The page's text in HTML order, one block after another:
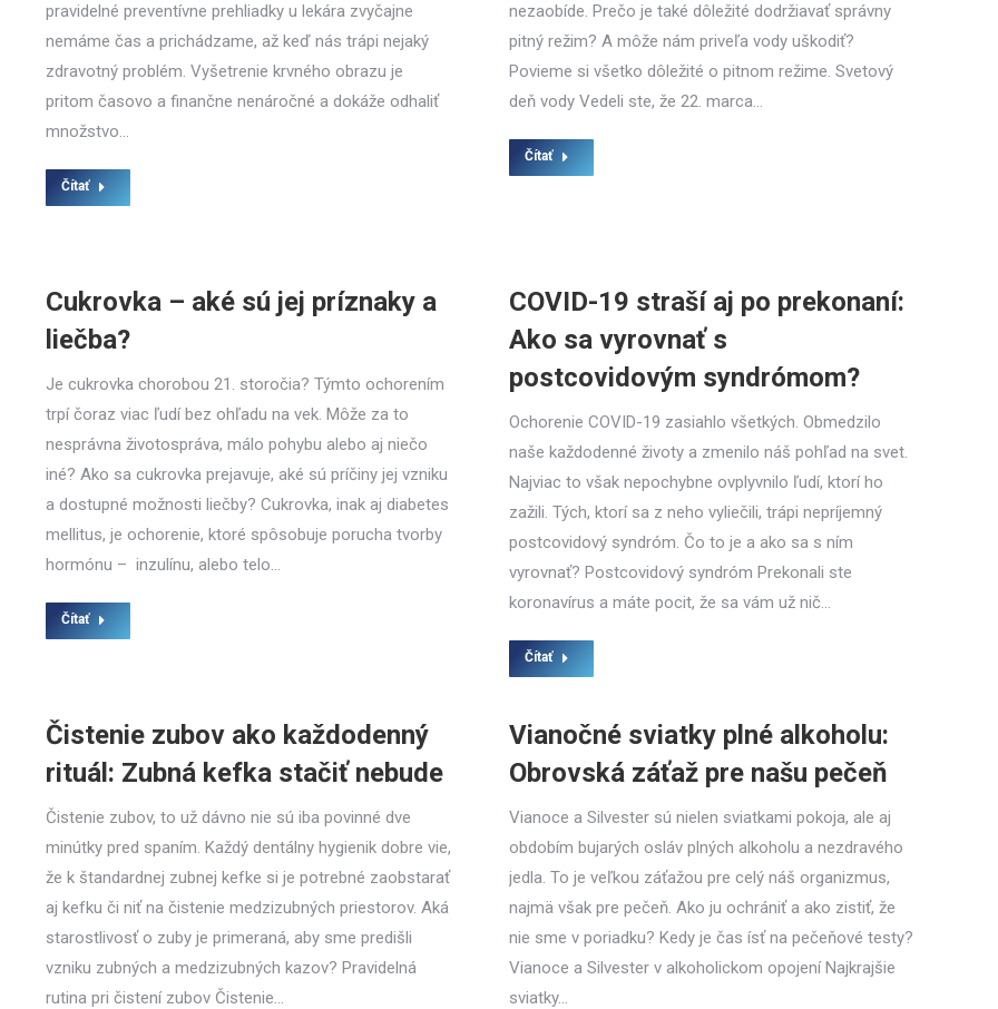
pravidelné preventívne prehliadky u lekára zvyčajne
nemáme čas a prichádzame, až keď nás trápi nejaký
zdravotný problém. Vyšetrenie krvného obrazu je
pritom časovo a finančne nenáročné a dokáže odhaliť
množstvo…
Čítať
nezaobíde. Prečo je také dôležité dodržiavať správny
pitný režim? A môže nám priveľa vody uškodiť?
Povieme si všetko dôležité o pitnom režime. Svetový
deň vody Vedeli ste, že 22. marca…
Čítať
Cukrovka – aké sú jej príznaky a
liečba?
Je cukrovka chorobou 21. storočia? Týmto ochorením
trpí čoraz viac ľudí bez ohľadu na vek. Môže za to
nesprávna životospráva, málo pohybu alebo aj niečo
iné? Ako sa cukrovka prejavuje, aké sú príčiny jej vzniku
a dostupné možnosti liečby? Cukrovka, inak aj diabetes
mellitus, je ochorenie, ktoré spôsobuje porucha tvorby
hormónu – inzulínu, alebo telo…
Čítať
COVID-19 straší aj po prekonaní:
Ako sa vyrovnať s
postcovidovým syndrómom?
Ochorenie COVID-19 zasiahlo všetkých. Obmedzilo
naše každodenné životy a zmenilo náš pohľad na svet.
Najviac to však nepochybne ovplyvnilo ľudí, ktorí ho
zažili. Tých, ktorí sa z neho vyliečili, trápi nepríjemný
postcovidový syndróm. Čo to je a ako sa s ním
vyrovnať? Postcovidový syndróm Prekonali ste
koronavírus a máte pocit, že sa vám už nič…
Čítať
Čistenie zubov ako každodenný
rituál: Zubná kefka stačiť nebude
Čistenie zubov, to už dávno nie sú iba povinné dve
minútky pred spaním. Každý dentálny hygienik dobre vie,
že k štandardnej zubnej kefke si je potrebné zaobstarať
aj kefku či niť na čistenie medzizubných priestorov. Aká
starostlivosť o zuby je primeraná, aby sme predišli
vzniku zubných a medzizubných kazov? Pravidelná
rutina pri čistení zubov Čistenie…
Vianočné sviatky plné alkoholu:
Obrovská záťaž pre našu pečeň
Vianoce a Silvester sú nielen sviatkami pokoja, ale aj
obdobím bujarých osláv plných alkoholu a nezdravého
jedla. To je veľkou záťažou pre celý náš organizmus,
najmä však pre pečeň. Ako ju ochrániť a ako zistiť, že
nie sme v poriadku? Kedy je čas ísť na pečeňové testy?
Vianoce a Silvester v alkoholickom opojení Najkrajšie
sviatky…